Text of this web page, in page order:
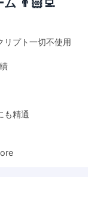
👨🏻‍💻
リプト一切不使用
も精通